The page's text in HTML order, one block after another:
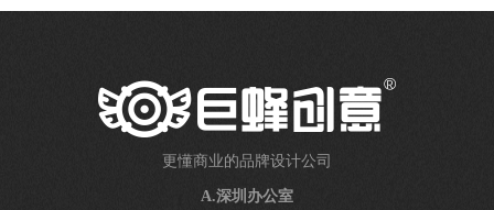
更懂商业的品牌设计公司
A.深圳办公室